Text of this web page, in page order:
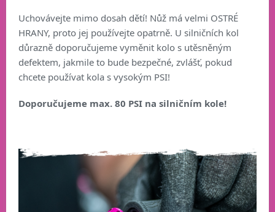
Uchovávejte mimo dosah dětí! Nůž má velmi OSTRÉ
HRANY, proto jej používejte opatrně. U silničních kol
důrazně doporučujeme vyměnit kolo s utěsněným
defektem, jakmile to bude bezpečné, zvlášť, pokud
chcete používat kola s vysokým PSI!
Doporučujeme max. 80 PSI na silničním kole!